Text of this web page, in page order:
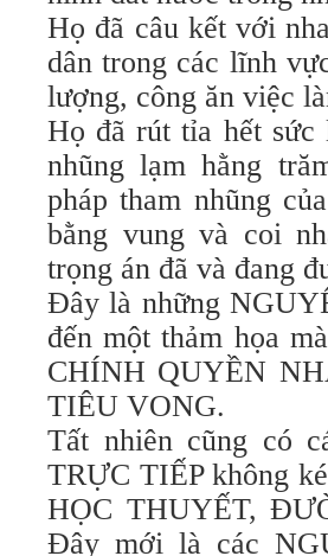
Họ đã câu kết với
dân trong các lĩnh
lượng, công ăn việc
Họ đã rút tỉa hết sức
nhũng lạm hằng
pháp tham nhũng
bằng vung và coi
trọng án đã và đang
Đây là những
đến một thảm họa
CHÍNH QUYỀN
TIÊU VONG.
Tất nhiên cũng có
TRỰC TIẾP không
HỌC THUYẾT,
Đây mới là các